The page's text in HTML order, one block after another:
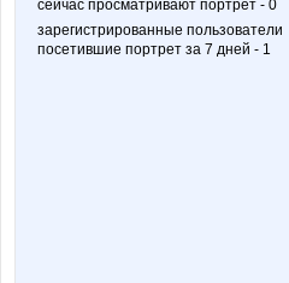
сейчас просматривают портрет - 0
зарегистрированные пользователи
посетившие портрет за 7 дней - 1